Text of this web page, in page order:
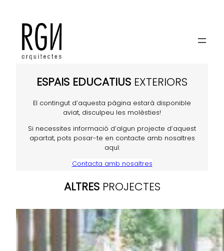
ESPAIS EDUCATIUS EXTERIORS
El contingut d’aquesta pàgina estarà disponible
aviat, disculpeu les molèsties!
Si necessites informació d’algun projecte d’aquest
apartat, pots posar-te en contacte amb nosaltres
aquí:
Contacta amb nosaltres
ALTRESPROJECTES